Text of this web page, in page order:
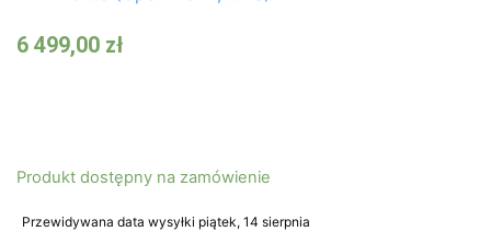
6 499,00 zł
Produkt dostępny na zamówienie
Przewidywana data wysyłki piątek, 14 sierpnia